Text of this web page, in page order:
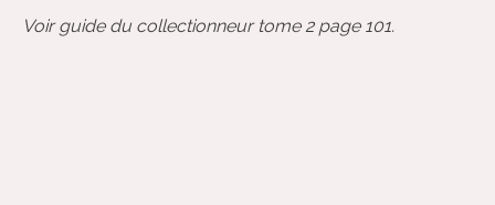
Voir guide du collectionneur tome 2 page 101.